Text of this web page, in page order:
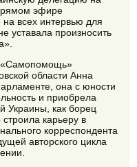
эфире
всех интервью для
уставала произносить
«Самопомощь»
области Анна
она с юности
и приобрела
Украины, как борец
карьеру в
корреспондента
авторского цикла